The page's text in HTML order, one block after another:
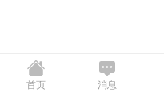
首页 消息